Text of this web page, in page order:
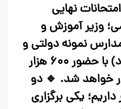
نهایی
وزیر آموزش و
نمونه دولتی و
استعدادهای درخشان (سمپاد) با حضور ۶۰۰ هزار
برگزار خواهد شد. 🔹 دو
یکی برگزاری